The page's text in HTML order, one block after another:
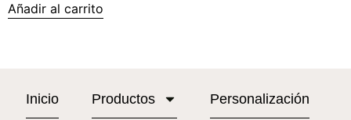
Añadir al carrito
Inicio Productos Personalización